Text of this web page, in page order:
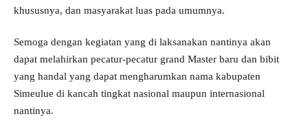
khususnya, dan masyarakat luas pada umumnya.
Semoga dengan kegiatan yang di laksanakan nantinya akan
dapat melahirkan pecatur-pecatur grand Master baru dan bibit
yang handal yang dapat mengharumkan nama kabupaten
Simeulue di kancah tingkat nasional maupun internasional
nantinya.